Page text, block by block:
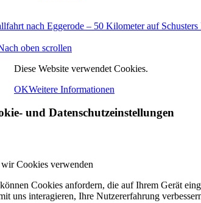
nach Eggerode – 50 Kilometer auf Schusters
oben scrollen
Diese Website verwendet Cookies.
OKWeitere Informationen
und Datenschutzeinstellungen
Cookies verwenden
Cookies anfordern, die auf Ihrem Gerät
uns interagieren, Ihre Nutzererfahrung